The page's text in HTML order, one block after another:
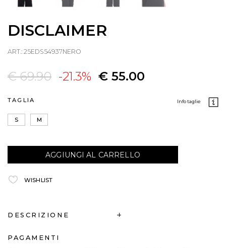
DISCLAIMER
ART.: 25EDS54937NERO
€ 69.90 -21.3% € 55.00
TAGLIA info taglie
S M
AGGIUNGI AL CARRELLO
WISHLIST
DESCRIZIONE
PAGAMENTI